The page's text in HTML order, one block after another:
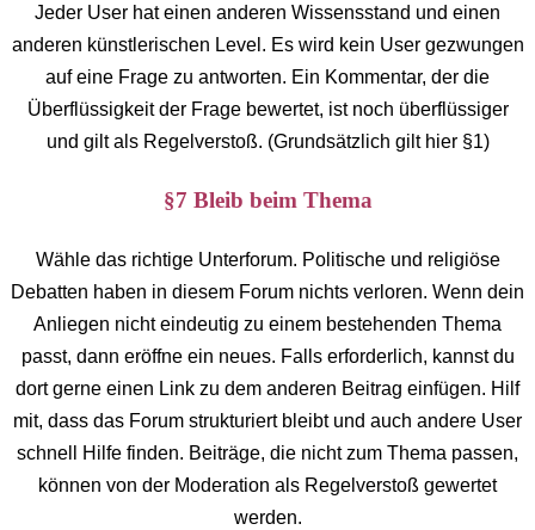
Jeder User hat einen anderen Wissensstand und einen
anderen künstlerischen Level. Es wird kein User gezwungen
auf eine Frage zu antworten. Ein Kommentar, der die
Überflüssigkeit der Frage bewertet, ist noch überflüssiger
und gilt als Regelverstoß. (Grundsätzlich gilt hier §1)
§7 Bleib beim Thema
Wähle das richtige Unterforum. Politische und religiöse
Debatten haben in diesem Forum nichts verloren. Wenn dein
Anliegen nicht eindeutig zu einem bestehenden Thema
passt, dann eröffne ein neues. Falls erforderlich, kannst du
dort gerne einen Link zu dem anderen Beitrag einfügen. Hilf
mit, dass das Forum strukturiert bleibt und auch andere User
schnell Hilfe finden. Beiträge, die nicht zum Thema passen,
können von der Moderation als Regelverstoß gewertet
werden.